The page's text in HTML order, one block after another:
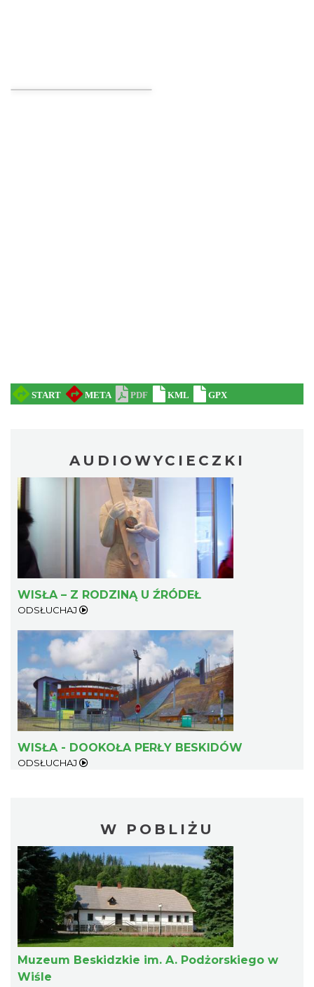
AUDIOWYCIECZKI
WISŁA – Z RODZINĄ U ŹRÓDEŁ
ODSŁUCHAJ
WISŁA - DOOKOŁA PERŁY BESKIDÓW
ODSŁUCHAJ
W POBLIŻU
Muzeum Beskidzkie im. A. Podżorskiego w
Wiśle